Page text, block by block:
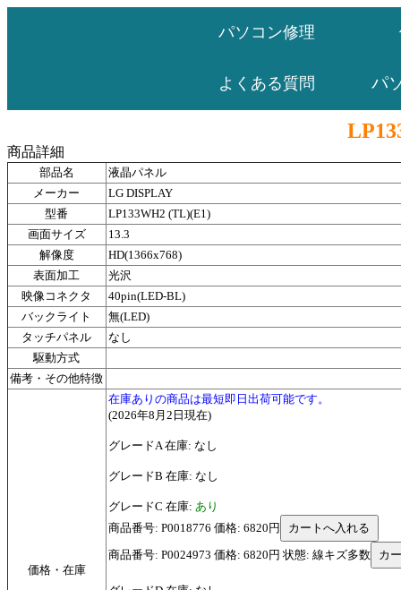
パソコン修理
よくある質問 パ
商品詳細
部品名
液晶パネル
メーカー
LG DISPLAY
型番
LP133WH2 (TL)(E1)
画面サイズ
13.3
解像度
HD(1366x768)
表面加工
光沢
映像コネクタ
40pin(LED-BL)
バックライト
無(LED)
タッチパネル
なし
駆動方式
備考・その他特徴
価格・在庫
在庫ありの商品は最短即日出荷可能です。
(2026年8月2日現在)
グレードA 在庫: なし
グレードB 在庫: なし
グレードC 在庫: あり
商品番号: P0018776 価格: 6820円
商品番号: P0024973 価格: 6820円 状態: 線キズ多数